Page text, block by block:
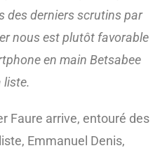
des derniers scrutins par
nous est plutôt favorable
en main Betsabee
liste.
Faure arrive, entouré des
Emmanuel Denis,